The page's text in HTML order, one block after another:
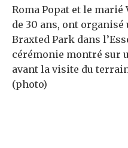
Roma Popat et le marié
de 30 ans, ont
Braxted Park dans
cérémonie montré sur
avant la visite du
(photo)